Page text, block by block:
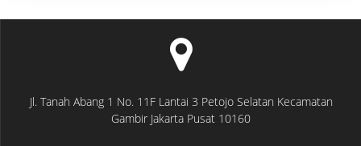
Jl. Tanah Abang 1 No. 11F Lantai 3 Petojo Selatan Kecamatan
Gambir Jakarta Pusat 10160